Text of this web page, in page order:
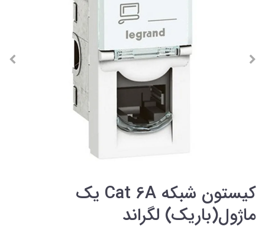
کيستون شبکه Cat 6A يک
ماژول(باريک) لگراند